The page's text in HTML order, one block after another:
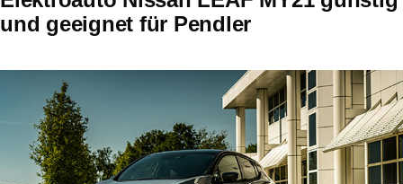
und geeignet für Pendler